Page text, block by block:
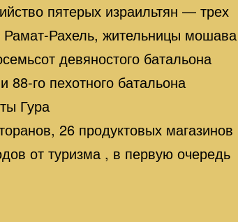
пятерых израильтян — трех
Рамат-Рахель, жительницы мошава
девяностого батальона
го пехотного батальона
Гура
26 продуктовых магазинов
от туризма , в первую очередь